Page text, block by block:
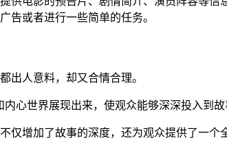
告或者进行一些简单的任务。
出人意料，却又合情合理。
心世界展现出来，使观众能够深深投入到故
增加了故事的深度，还为观众提供了一个